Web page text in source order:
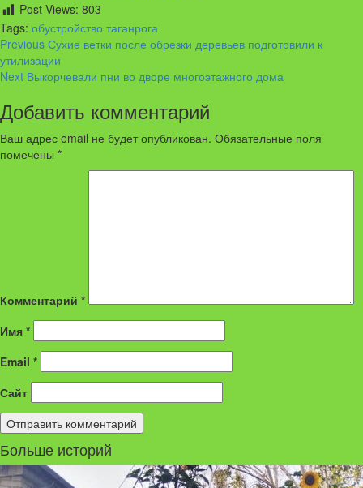
Post Views: 803
Tags: обустройство таганрога
Continue
Reading
Previous Сухие ветки после обрезки деревьев подготовили к
утилизации
Next Выкорчевали пни во дворе многоэтажного дома
Добавить комментарий
Ваш адрес email не будет опубликован. Обязательные поля
помечены *
Комментарий *
Имя *
Email *
Сайт
Больше историй